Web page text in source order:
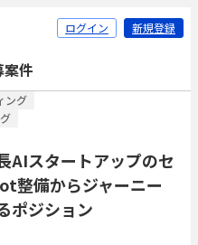
ログイン 新規登録
案件
ング
AIスタートアップのセ
整備からジャーニー
ポジション